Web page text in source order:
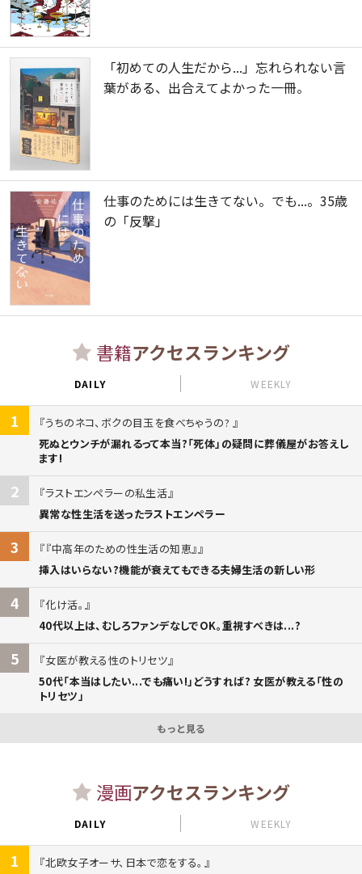
「初めての人生だから...」忘れられない言
葉がある、出合えてよかった一冊。
仕事のためには生きてない。でも...。35歳
の「反撃」
書籍アクセスランキング
DAILY WEEKLY
1
うちのネコ、ボクの目玉を食べちゃうの?
死ぬとウンチが漏れるって本当?「死体」の疑問に葬儀屋がお答えし
ます!
2
ラストエンペラーの私生活
異常な性生活を送ったラストエンペラー
3
『中高年のための性生活の知恵』
挿入はいらない?機能が衰えてもできる夫婦生活の新しい形
4
化け活。
40代以上は、むしろファンデなしでOK。重視すべきは...?
5
女医が教える性のトリセツ
50代「本当はしたい...でも痛い!」どうすれば? 女医が教える「性の
トリセツ」
もっと見る
漫画アクセスランキング
DAILY WEEKLY
1
北欧女子オーサ、日本で恋をする。